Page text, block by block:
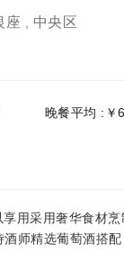
座 中央区
晚餐平均 :￥
用采用奢华食材
酒师精选葡萄酒搭配